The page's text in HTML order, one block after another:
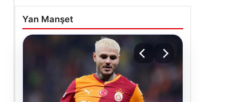
Yan Manşet